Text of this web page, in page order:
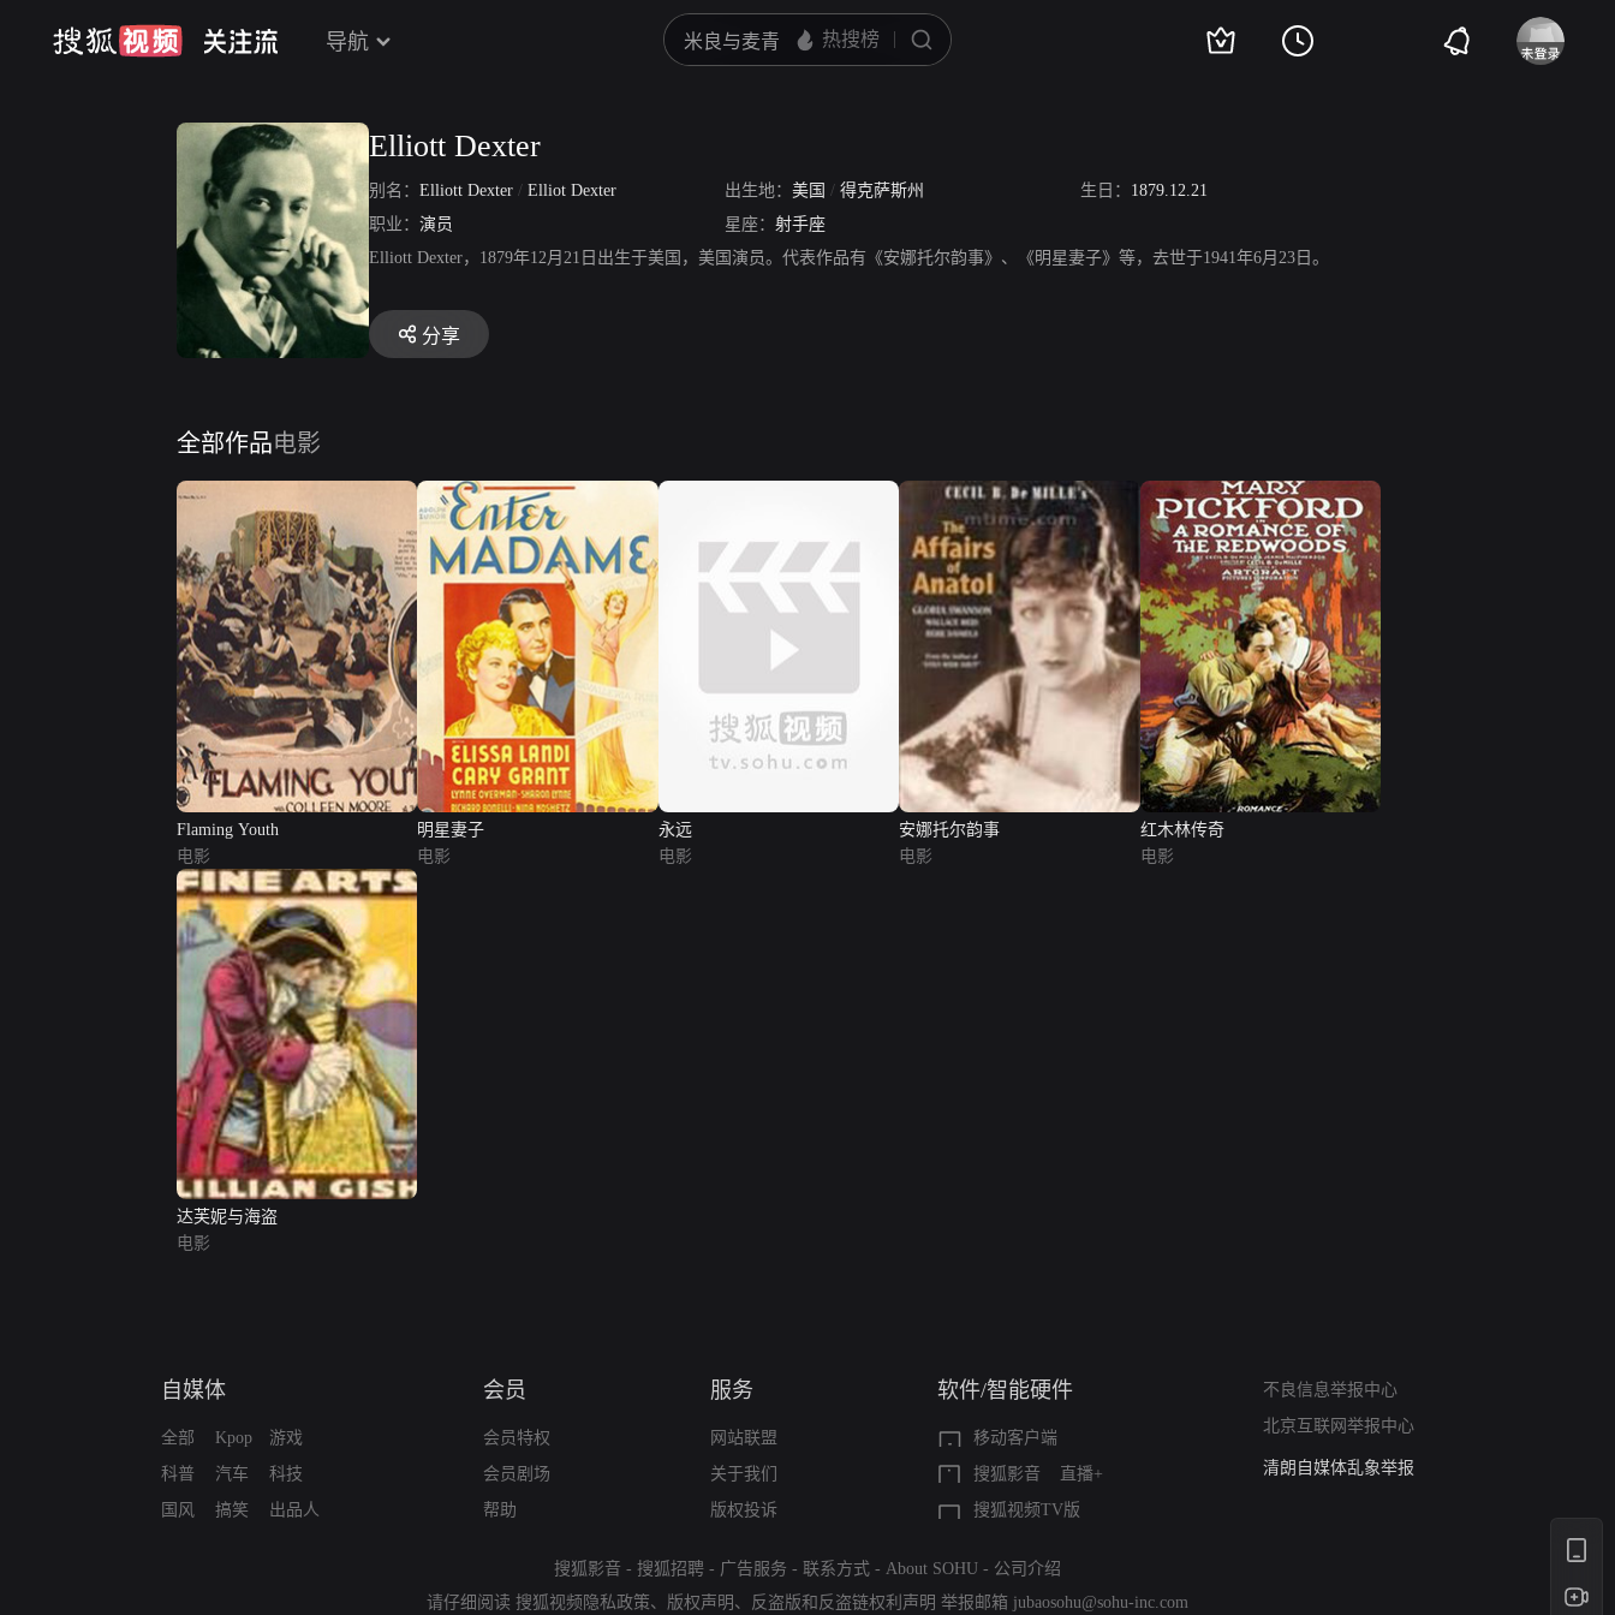
导航
Elliott Dexter
别名： Elliott Dexter / Elliot Dexter 出生地： 美国 / 得克萨斯州 生日： 1879.12.21
职业： 演员 星座： 射手座
Elliott Dexter，1879年12月21日出生于美国，美国演员。代表作品有《安娜托尔韵事》、《明星妻子》等，去世于1941年6月23日。
分享
全部作品电影
Flaming Youth
电影
明星妻子
电影
永远
电影
安娜托尔韵事
电影
红木林传奇
电影
达芙妮与海盗
电影
自媒体
全部
科普
国风
Kpop
汽车
搞笑
游戏
科技
出品人
会员
会员特权
会员剧场
帮助
服务
网站联盟
关于我们
版权投诉
软件/智能硬件
移动客户端
搜狐影音
直播+
搜狐视频TV版
不良信息举报中心
北京互联网举报中心
涉未成年人举报
清朗自媒体乱象举报
搜狐影音 - 搜狐招聘 - 广告服务 - 联系方式 - About SOHU - 公司介绍
请仔细阅读 搜狐视频隐私政策、 版权声明 、 反盗版和反盗链权利声明 举报邮箱 jubaosohu@sohu-inc.com